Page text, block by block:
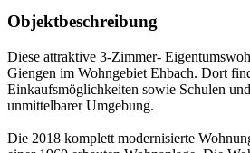
Objektbeschreibung
Diese attraktive 3-Zimmer-
Giengen im Wohngebiet Ehbach. Dort
Einkaufsmöglichkeiten sowie Schulen
unmittelbarer Umgebung.
Die 2018 komplett modernisierte